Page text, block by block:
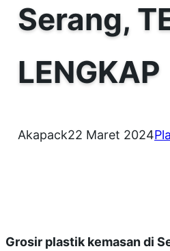
Serang,
LENGKAP
Akapack22 Maret 2024
Grosir plastik kemasan di